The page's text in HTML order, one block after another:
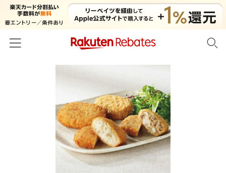
百貨店・総合ECモール
ファッション・インナー・小物
食品・スイーツ・お酒
日用品・キッチン用品
イベント一覧
リーベイツ注目ストア
初回購入者限定特典